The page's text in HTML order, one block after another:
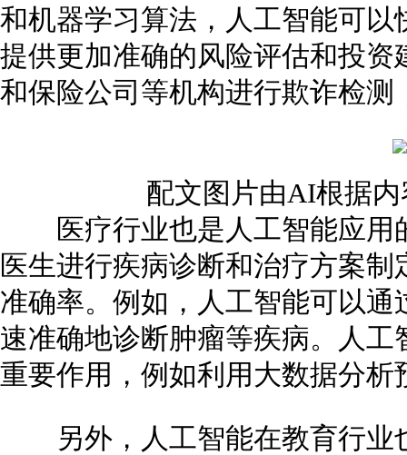
和机器学习算法，人工智能可
提供更加准确的风险评估和投
和保险公司等机构进行欺诈检测
配文图片由AI根据
医疗行业也是人工智能应用
医生进行疾病诊断和治疗方案
准确率。例如，人工智能可以
速准确地诊断肿瘤等疾病。人
重要作用，例如利用大数据分析
另外，人工智能在教育行业